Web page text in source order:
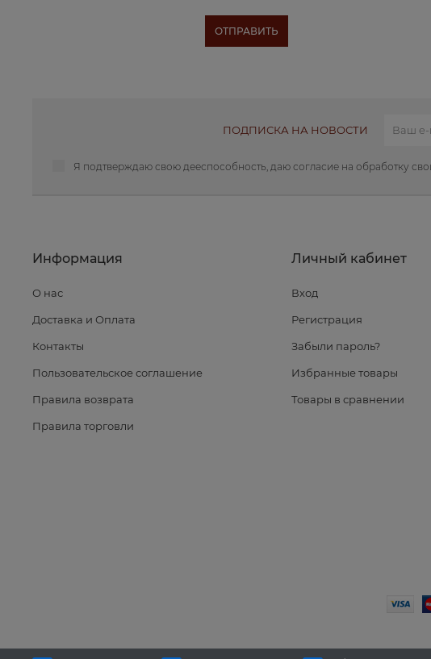
ПОДПИСКА НА НОВОСТИ
Я подтверждаю свою дееспособность, даю согласие на обработку
Информация
О нас
Доставка и Оплата
Контакты
Пользовательское соглашение
Правила возврата
Правила торговли
Личный кабинет
Вход
Регистрация
Забыли пароль?
Избранные товары
Товары в сравнении